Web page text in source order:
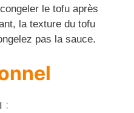
le tofu après
la texture du tofu
pas la sauce.
: